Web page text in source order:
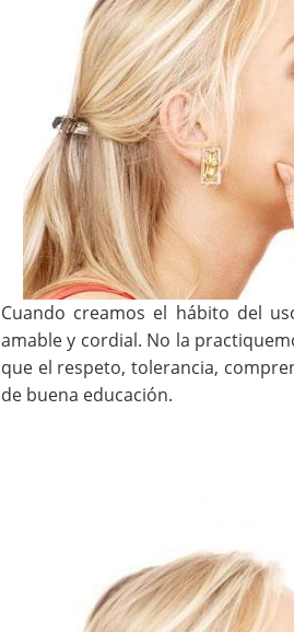
Cuando creamos el hábito del
amable y cordial. No la
que el respeto, tolerancia,
de buena educación.